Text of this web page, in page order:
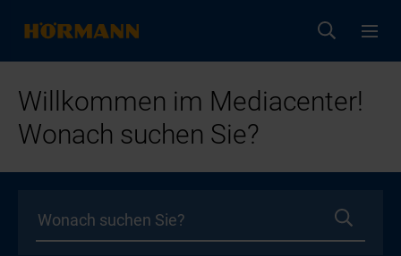
Willkommen im Mediacenter!
Wonach suchen Sie?